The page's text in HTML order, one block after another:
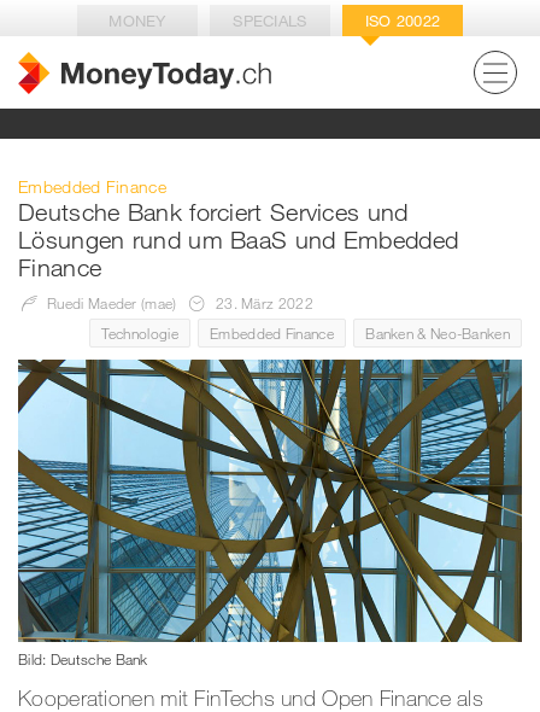
MONEY SPECIALS ISO 20022
Embedded Finance
Deutsche Bank forciert Services und
Lösungen rund um BaaS und Embedded
Finance
Ruedi Maeder (mae)
23. März 2022
Technologie
Embedded Finance Banken & Neo-Banken
Bild: Deutsche Bank
Kooperationen mit FinTechs und Open Finance als